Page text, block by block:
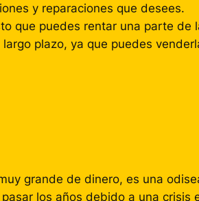
y reparaciones que desees.
que puedes rentar una parte de
plazo, ya que puedes
grande de dinero, es una
los años debido a una